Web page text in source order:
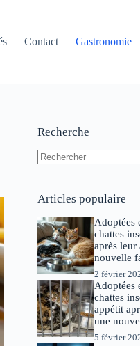
Contact Gastronomie
Recherche
Articles populaire
Adoptées
chattes
après leur
nouvelle
2 février
Adoptées
chattes
appétit
une
5 février